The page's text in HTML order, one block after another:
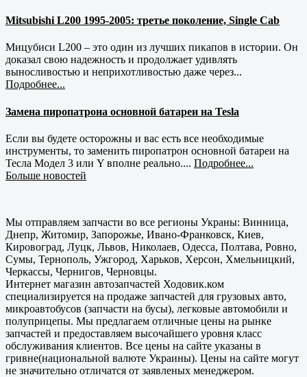
Mitsubishi L200 1995-2005: третье поколение, Single Cab
Мицубиси L200 – это один из лучших пикапов в истории. Он
доказал свою надежность и продолжает удивлять
выносливостью и неприхотливостью даже через...
Подробнее...
Замена пиропатрона основной батареи на Tesla
Если вы будете осторожны и вас есть все необходимые
инструменты, то заменить пиропатрон основной батареи на
Тесла Модел 3 или Y вполне реально.... Подробнее...
Больше новостей
Мы отправляем запчасти во все регионы Украны: Винница,
Днепр, Житомир, Запорожье, Ивано-Франковск, Киев,
Кировоград, Луцк, Львов, Николаев, Одесса, Полтава, Ровно,
Сумы, Тернополь, Ужгород, Харьков, Херсон, Хмельницкий,
Черкассы, Чернигов, Черновцы.
Интернет магазин автозапчастей Ходовик.ком
специализируется на продаже запчастей для грузовых авто,
микроавтобусов (запчасти на бусы), легковые автомобили и
полуприцепы. Мы предлагаем отличные цены на рынке
запчастей и предоставляем высочайшего уровня класс
обслуживания клиентов. Все цены на сайте указаны в
гривне(национальной валюте Украины). Цены на сайте могут
не значительно отличатся от заявленых менеджером.